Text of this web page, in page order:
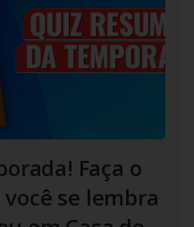
Faça o
se lembra